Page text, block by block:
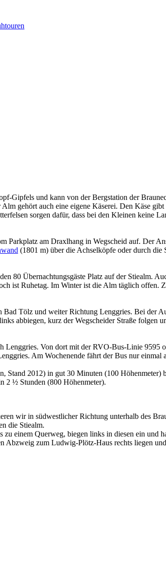
Gipfels und kann von der Bergstation der
gehört auch eine eigene Käserei. Den Käse
sorgen dafür, dass bei den Kleinen keine
Parkplatz am Draxlhang in Wegscheid auf. Der
(1801 m) über die Achselköpfe oder durch
80 Übernachtungsgäste Platz auf der Stiealm.
ist Ruhetag. Im Winter ist die Alm täglich offen.
Tölz und weiter Richtung Lenggries. Bei der
abbiegen, kurz der Wegscheider Straße folgen
Lenggries. Von dort mit der RVO-Bus-Linie 9595
Am Wochenende fährt der Bus nur einmal
Stand 2012) in gut 30 Minuten (100 Höhenmeter)
2 ½ Stunden (800 Höhenmeter).
wir in südwestlicher Richtung unterhalb des
die Stiealm.
einem Querweg, biegen links in diesen ein und
Abzweig zum Ludwig-Plötz-Haus rechts liegen